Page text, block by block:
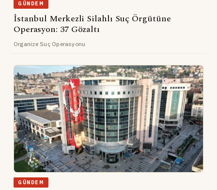
GÜNDEM
İstanbul Merkezli Silahlı Suç Örgütüne
Operasyon: 37 Gözaltı
Organize Suç Operasyonu
GÜNDEM